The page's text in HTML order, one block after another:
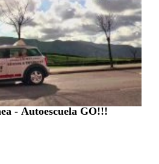
- Autoescuela GO!!!